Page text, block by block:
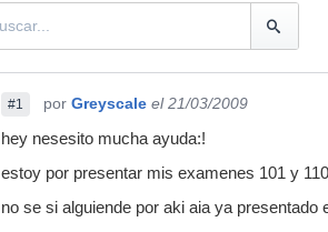
#1 por Greyscale el 21/03/2009
hey nesesito mucha ayuda:!
estoy por presentar mis examenes 101 y
no se si alguiende por aki aia ya presentado